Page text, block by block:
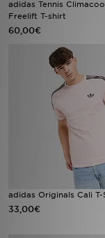
adidas Tennis
Freelift T-shirt
60,00€
adidas Originals Cali T-
33,00€
Filialfinder
Mein JD
Hilfe & Kontakt
Geschenkgutschein
Blog